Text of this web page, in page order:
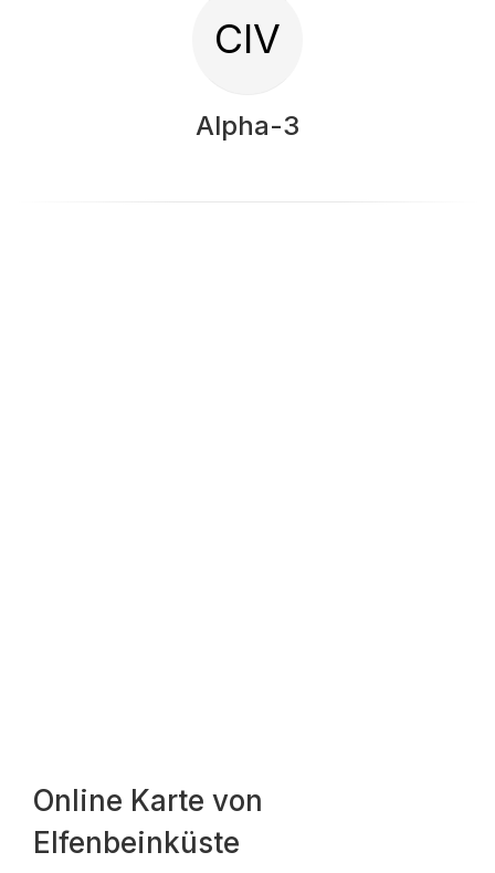
CIV
Alpha-3
Online Karte von
Elfenbeinküste